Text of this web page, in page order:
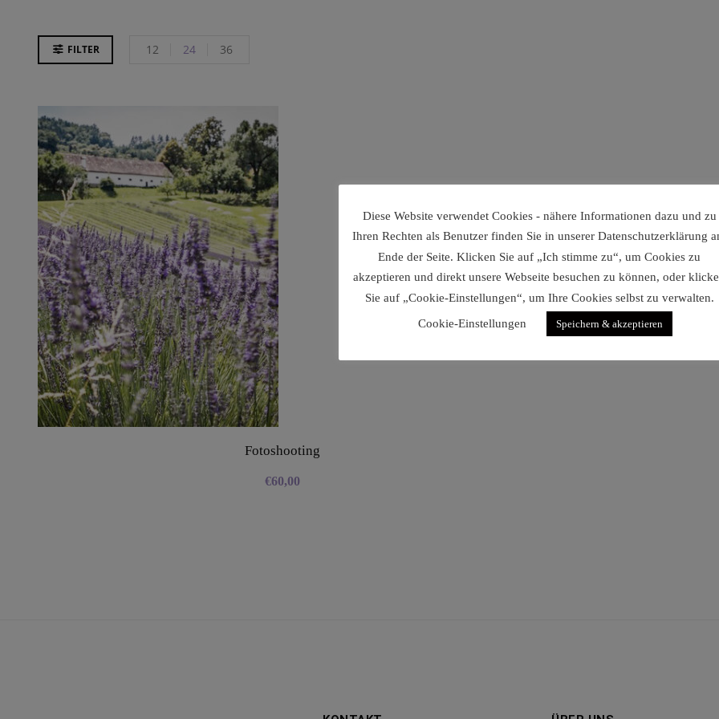
FILTER 12 24 36
Fotoshooting
€60,00
Diese Website verwendet Cookies - nähere Informationen dazu und zu
Ihren Rechten als Benutzer finden Sie in unserer Datenschutzerklärung
Ende der Seite. Klicken Sie auf „Ich stimme zu“, um Cookies zu
akzeptieren und direkt unsere Webseite besuchen zu können, oder
Sie auf „Cookie-Einstellungen“, um Ihre Cookies selbst zu verwalten.
Cookie-Einstellungen
Speichern & akzeptieren